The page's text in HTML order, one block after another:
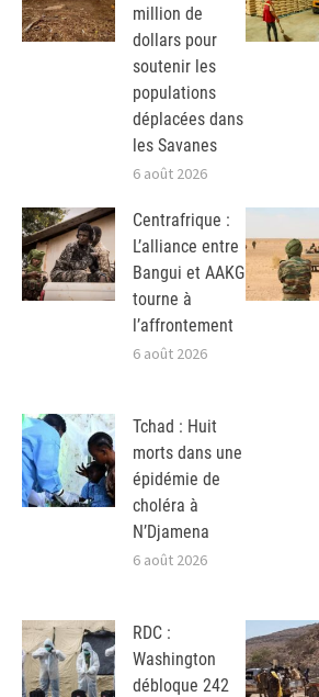
million de
dollars pour
soutenir les
populations
déplacées dans
les Savanes
6 août 2026
Centrafrique :
L’alliance entre
Bangui et AAKG
tourne à
l’affrontement
6 août 2026
Tchad : Huit
morts dans une
épidémie de
choléra à
N’Djamena
6 août 2026
RDC :
Washington
débloque 242